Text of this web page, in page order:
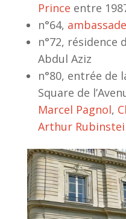
Prince entre
n°64,
n°72, résidence
Abdul Aziz
n°80, entrée de
Square de
Marcel Pagnol,
Arthur